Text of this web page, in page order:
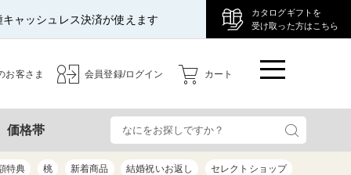
キャッシュレス決済が使えます
カタログギフトを
受け取った方はこちら
お客さま 会員登録/ログイン カート
価格帯
特典 桃 新着商品 結婚祝いお返し セレクトショップ